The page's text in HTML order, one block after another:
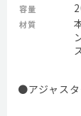
容量
材質
●アジャス